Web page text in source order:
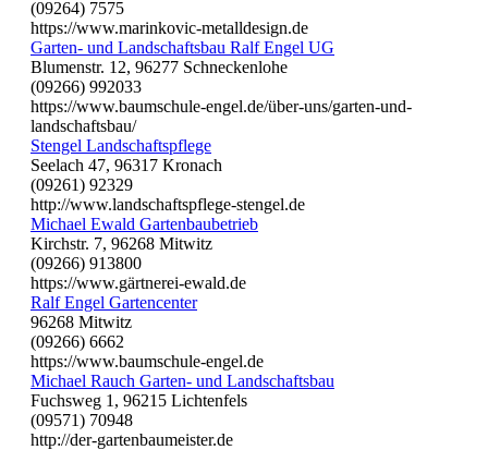
(09264) 7575
https://www.marinkovic-metalldesign.de
Garten- und Landschaftsbau Ralf Engel UG
Blumenstr. 12, 96277 Schneckenlohe
(09266) 992033
https://www.baumschule-engel.de/über-uns/garten-und-
landschaftsbau/
Stengel Landschaftspflege
Seelach 47, 96317 Kronach
(09261) 92329
http://www.landschaftspflege-stengel.de
Michael Ewald Gartenbaubetrieb
Kirchstr. 7, 96268 Mitwitz
(09266) 913800
https://www.gärtnerei-ewald.de
Ralf Engel Gartencenter
96268 Mitwitz
(09266) 6662
https://www.baumschule-engel.de
Michael Rauch Garten- und Landschaftsbau
Fuchsweg 1, 96215 Lichtenfels
(09571) 70948
http://der-gartenbaumeister.de